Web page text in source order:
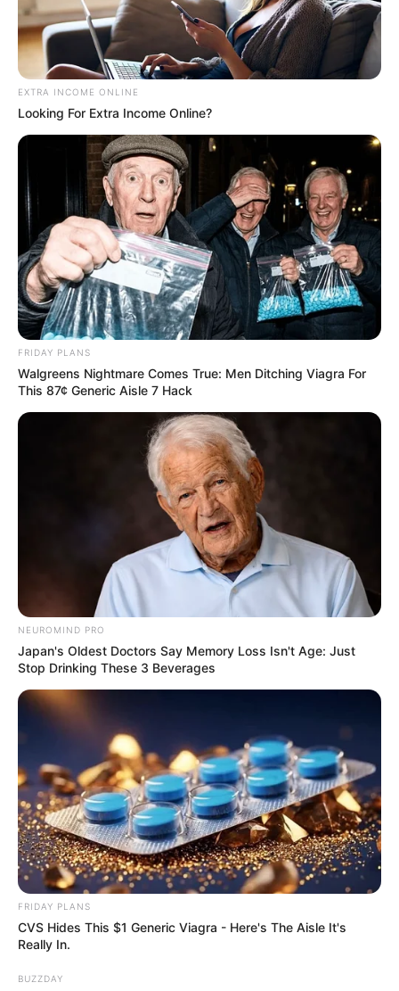
EXTRA INCOME ONLINE
Looking For Extra Income Online?
FRIDAY PLANS
Walgreens Nightmare Comes True: Men Ditching Viagra For
This 87¢ Generic Aisle 7 Hack
NEUROMIND PRO
Japan's Oldest Doctors Say Memory Loss Isn't Age: Just
Stop Drinking These 3 Beverages
FRIDAY PLANS
CVS Hides This $1 Generic Viagra - Here's The Aisle It's
Really In.
BUZZDAY